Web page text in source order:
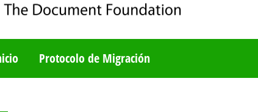
DE LA
Protocolo de Migración